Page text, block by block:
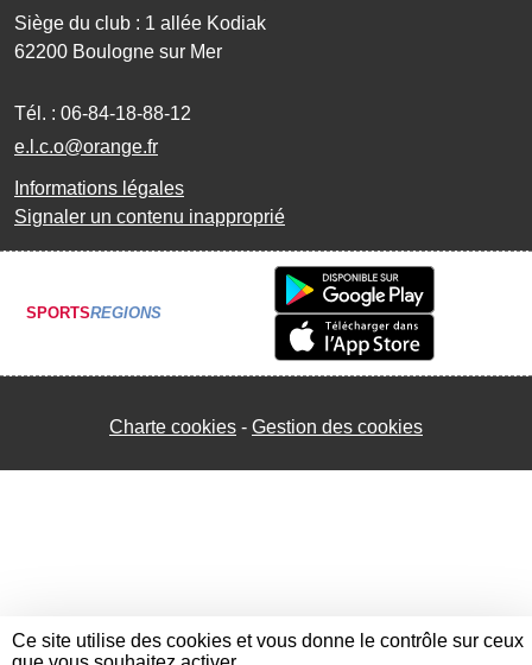
Siège du club : 1 allée Kodiak
62200 Boulogne sur Mer
Tél. : 06-84-18-88-12
e.l.c.o@orange.fr
Informations légales
Signaler un contenu inapproprié
SPORTSREGIONS
Charte cookies Gestion des cookies
Ce site utilise des cookies et vous donne le contrôle sur ceux